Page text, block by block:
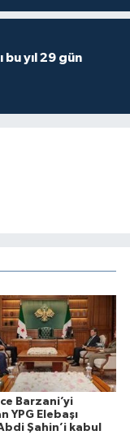
bu yıl 29 gün
Barzani’yi
YPG Elebaşı
Şahin’i kabul